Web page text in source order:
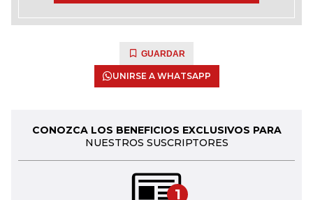
GUARDAR
UNIRSE A WHATSAPP
CONOZCA LOS BENEFICIOS EXCLUSIVOS PARA
NUESTROS SUSCRIPTORES
1